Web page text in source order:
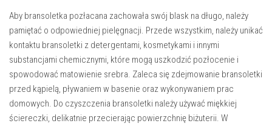
Aby bransoletka pozłacana zachowała swój blask na długo, należy
pamiętać o odpowiedniej pielęgnacji. Przede wszystkim, należy unikać
kontaktu bransoletki z detergentami, kosmetykami i innymi
substancjami chemicznymi, które mogą uszkodzić pozłocenie i
spowodować matowienie srebra. Zaleca się zdejmowanie bransoletki
przed kąpielą, pływaniem w basenie oraz wykonywaniem prac
domowych. Do czyszczenia bransoletki należy używać miękkiej
ściereczki, delikatnie przecierając powierzchnię biżuterii. W